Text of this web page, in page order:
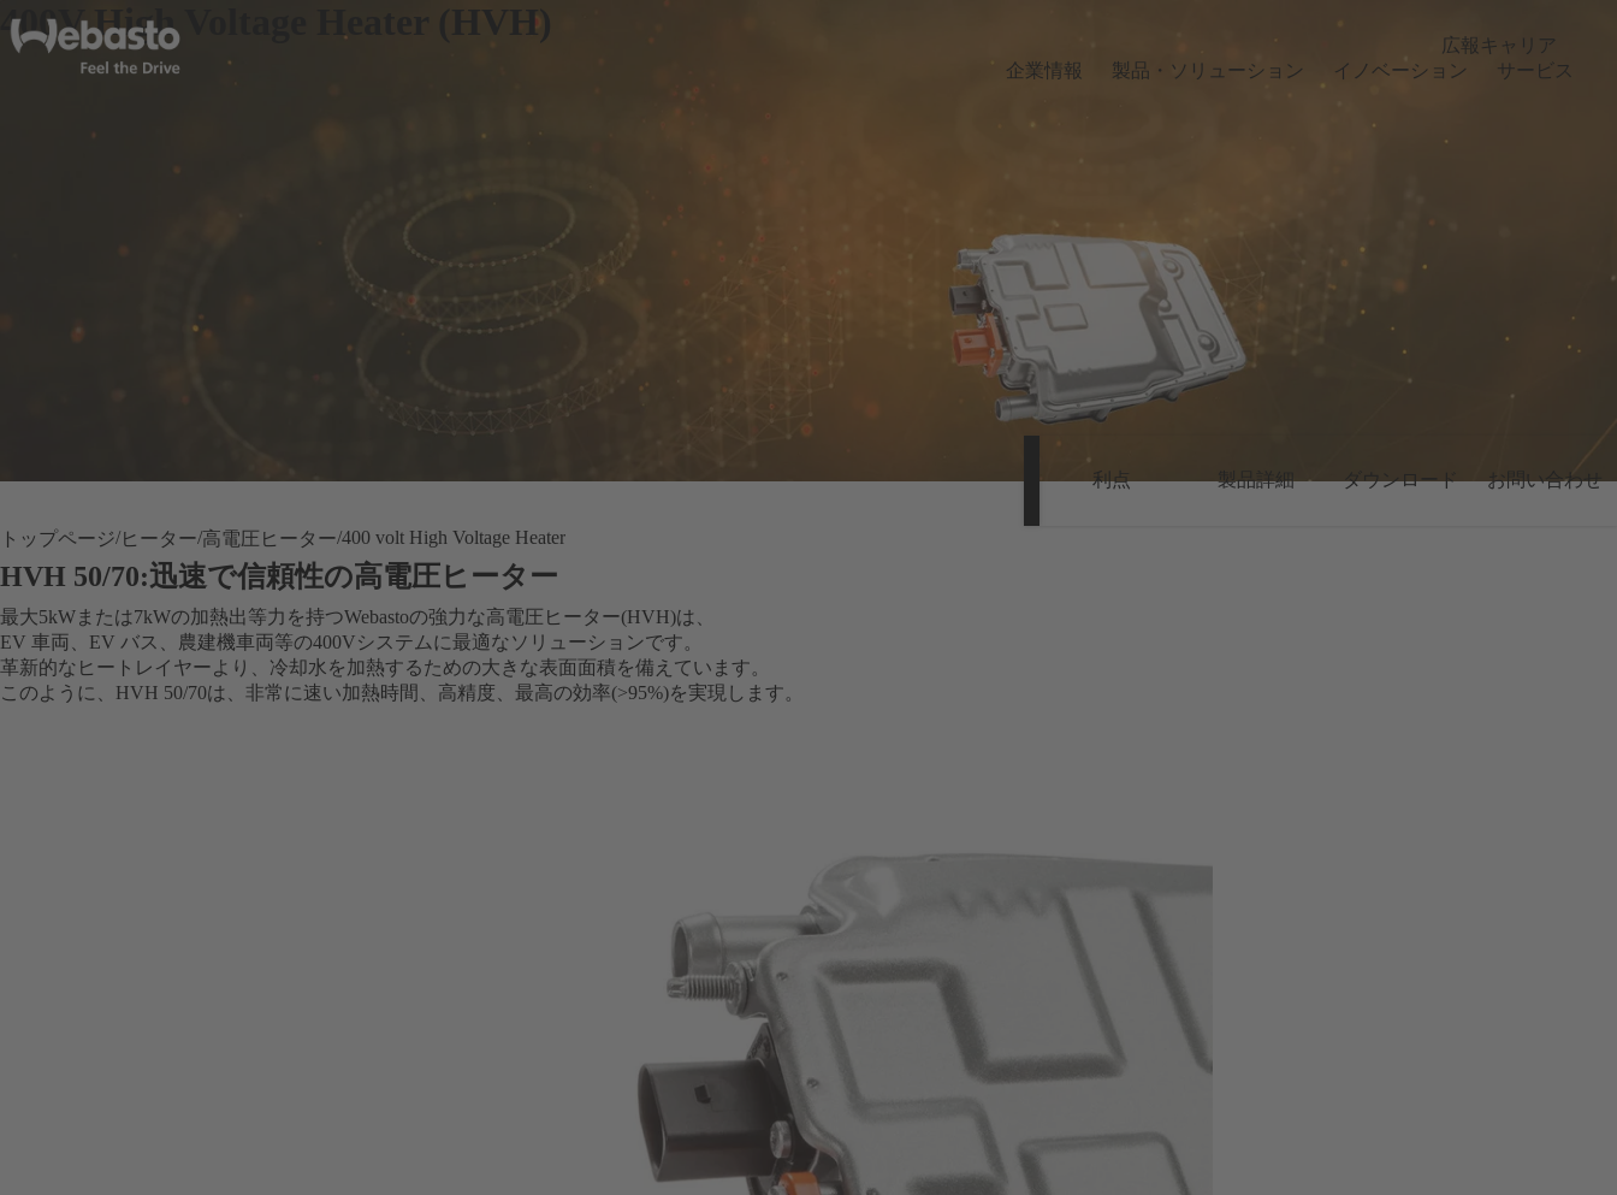
企業情報 製品・ソリューション イノベーション サービス
広報 キャリア
400V High Voltage Heater (HVH)
利点 製品詳細 ダウンロード お問い合わせ
トップページ ヒーター 高電圧ヒーター 400 volt High Voltage Heater
HVH 50/70:迅速で信頼性の高電圧ヒーター
最大5kWまたは7kWの加熱出等力を持つWebastoの強力な高電圧ヒーター(HVH)は、
EV 車両、EV バス、農建機車両等の400Vシステムに最適なソリューションです。
革新的なヒートレイヤーより、冷却水を加熱するための大きな表面面積を備えています。
このように、HVH 50/70は、非常に速い加熱時間、高精度、最高の効率(>95%)を実現します。